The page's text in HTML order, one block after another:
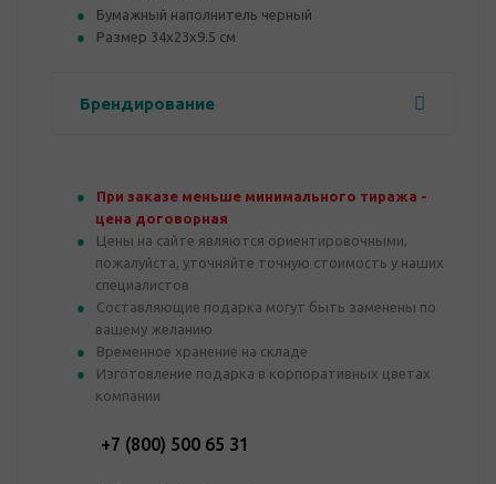
Бумажный наполнитель черный
Размер 34х23х9.5 см
Брендирование
При заказе меньше минимального тиража -
цена договорная
Цены на сайте являются ориентировочными,
пожалуйста, уточняйте точную стоимость у наших
специалистов
Составляющие подарка могут быть заменены по
вашему желанию
Временное хранение на складе
Изготовление подарка в корпоративных цветах
компании
+7 (800) 500 65 31